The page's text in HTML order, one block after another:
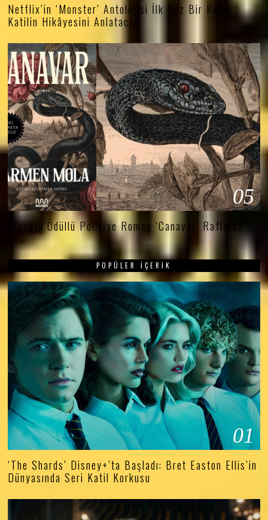
Netflix’in ‘Monster’ Antolojisi İlk Kez Bir Kadın
Katilin Hikâyesini Anlatacak
05
Planeta Ödüllü Polisiye Roman ‘Canavar’ Raflarda
POPÜLER İÇERIK
01
‘The Shards’ Disney+’ta Başladı: Bret Easton Ellis’in
Dünyasında Seri Katil Korkusu